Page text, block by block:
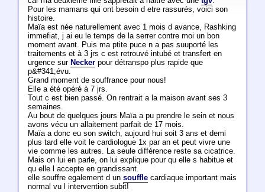
Pour les mamans qui ont besoin d etre rassurés, voici son
histoire.
Maïa est née naturellement avec 1 mois d avance, Rashking
immefiat, j ai eu le temps de la serrer contre moi un bon
moment avant. Puis ma ptite puce n a pas suuporté les
traitements et à 3 jrs c est retrouvé intubé et transfert en
urgence sur Neckerpour détranspo plus rapide que
p&#341;évu.
Grand moment de souffrance pour nous!
Elle a été opéré à 7 jrs.
Tout c est bien passé. On rentrait a la maison avant ses 3
semaines.
Au bout de quelques jours Maïa a pu prendre le sein et nous
avons vécu un allaitement parfait de 17 mois.
Maïa a donc eu son switch, aujourd hui soit 3 ans et demi
plus tard elle voit le cardiologue 1x par an et peut vivre une
vie comme les autres. La seule différence reste sa cicatrice.
Mais on lui en parle, on lui explique pour qu elle s habitue et
qu elle l accepte en grandissant.
elle souffre egalement d un soufflecardiaque important mais
normal vu l intervention subit!